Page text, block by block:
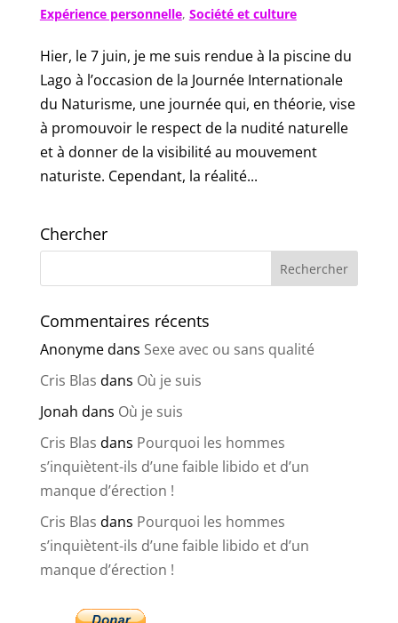
Expérience personnelle, Société et culture
Hier, le 7 juin, je me suis rendue à la piscine du
Lago à l’occasion de la Journée Internationale
du Naturisme, une journée qui, en théorie, vise
à promouvoir le respect de la nudité naturelle
et à donner de la visibilité au mouvement
naturiste. Cependant, la réalité...
Chercher
Commentaires récents
Anonymedans Sexe avec ou sans qualité
Cris Blas dans Où je suis
Jonah dans Où je suis
Cris Blas dans Pourquoi les hommes
s’inquiètent-ils d’une faible libido et d’un
manque d’érection !
Cris Blas dans Pourquoi les hommes
s’inquiètent-ils d’une faible libido et d’un
manque d’érection !